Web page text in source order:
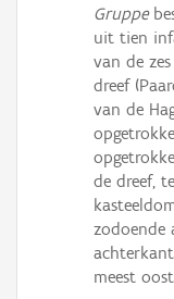
Gruppe
uit tien
van de
dreef
van de
de dreef,
zodoende
meest